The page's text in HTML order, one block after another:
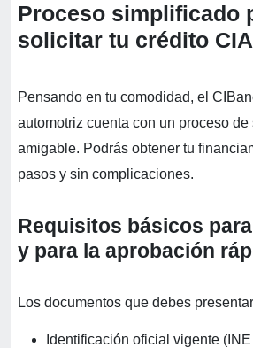
Proceso simplificado
solicitar tu crédito
Pensando en tu comodidad, el
automotriz cuenta con un proceso
amigable. Podrás obtener tu
pasos y sin complicaciones.
Requisitos básicos
y para la aprobación
Los documentos que debes
Identificación oficial vigente